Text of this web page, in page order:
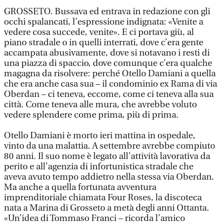
GROSSETO. Bussava ed entrava in redazione con gli
occhi spalancati, l’espressione indignata: «Venite a
vedere cosa succede, venite». E ci portava giù, al
piano stradale o in quelli interrati, dove c’era gente
accampata abusivamente, dove si notavano i resti di
una piazza di spaccio, dove comunque c’era qualche
magagna da risolvere: perché Otello Damiani a quella
che era anche casa sua – il condominio ex Rama di via
Oberdan – ci teneva, eccome, come ci teneva alla sua
città. Come teneva alle mura, che avrebbe voluto
vedere splendere come prima, più di prima.
Otello Damiani è morto ieri mattina in ospedale,
vinto da una malattia. A settembre avrebbe compiuto
80 anni. Il suo nome è legato all’attività lavorativa da
perito e all’agenzia di infortunistica stradale che
aveva avuto tempo addietro nella stessa via Oberdan.
Ma anche a quella fortunata avventura
imprenditoriale chiamata Four Roses, la discoteca
nata a Marina di Grosseto a metà degli anni Ottanta.
«Un’idea di Tommaso Franci – ricorda l’amico